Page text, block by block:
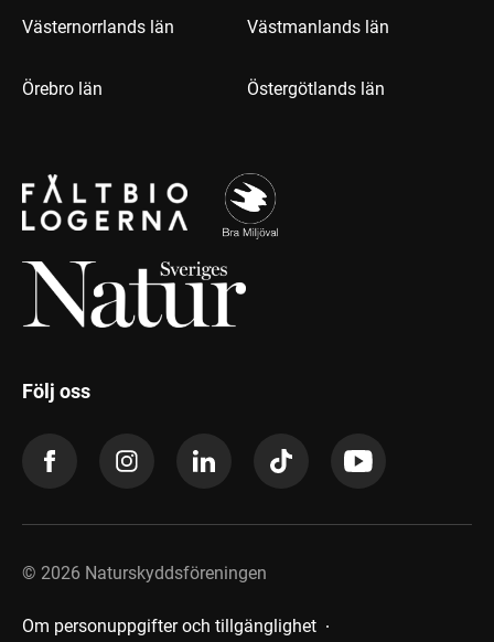
Västernorrlands län Västmanlands län
Örebro län Östergötlands län
Följ oss
© 2026 Naturskyddsföreningen
Om personuppgifter och tillgänglighet